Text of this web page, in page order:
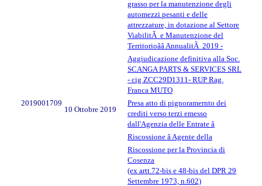
grasso per la manutenzione degli
automezzi pesanti e delle
attrezzature, in dotazione al Settore
ViabilitÃ e Manutenzione del
Territorioââ AnnualitÃ 2019 -
Aggiudicazione definitiva alla Soc.
SCANGA PARTS & SERVICES SRL
- cig ZCC29D1311- RUP Rag.
Franca MUTO
2019001709
10 Ottobre 2019
Presa atto di pignoramernto dei
crediti verso terzi emesso
dall'Agenzia delle Entrate â
Riscossione â Agente della
Riscossione per la Provincia di
Cosenza
(ex artt.72-bis e 48-bis del DPR 29
Settembre 1973, n.602)